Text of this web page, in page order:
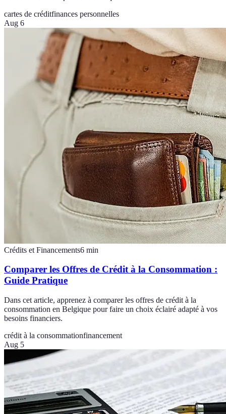
cartes de créditfinances personnelles
Aug 6
Crédits et Financements6 min
Comparer les Offres de Crédit à la Consommation :
Guide Pratique
Dans cet article, apprenez à comparer les offres de crédit à la
consommation en Belgique pour faire un choix éclairé adapté à vos
besoins financiers.
crédit à la consommationfinancement
Aug 5